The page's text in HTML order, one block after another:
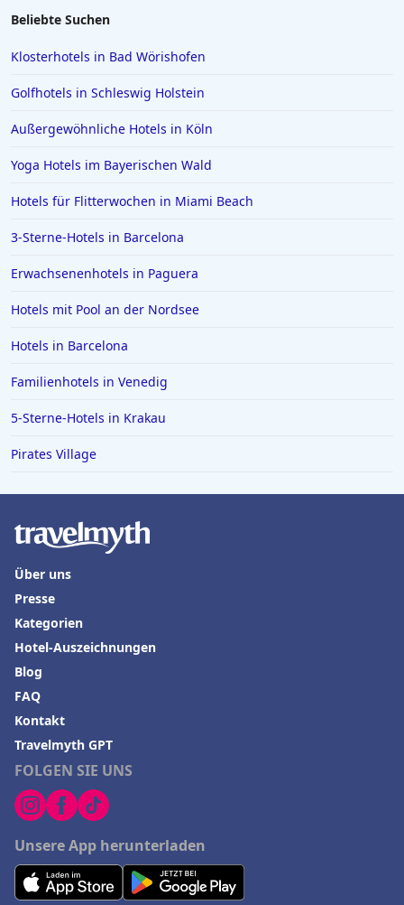
Hotels in Lazise
Hotels auf Rhodos
Hotels in Den Haag
Hotels in Amalfi
Hotels in Meran
Hotels auf Ibiza
Hotels in Stralsund
Hotels in Warendorf
Hotels in Paderborn
Hotels in Sankt Anton im Montafon
Hotels in Lugano
Hotels in Friedrichshafen
Beliebte Suchen
Klosterhotels in Bad Wörishofen
Golfhotels in Schleswig Holstein
Außergewöhnliche Hotels in Köln
Yoga Hotels im Bayerischen Wald
Hotels für Flitterwochen in Miami Beach
3-Sterne-Hotels in Barcelona
Erwachsenenhotels in Paguera
Hotels mit Pool an der Nordsee
Hotels in Barcelona
Familienhotels in Venedig
5-Sterne-Hotels in Krakau
Pirates Village
FOLGEN SIE UNS
Unsere App herunterladen
Über uns
Presse
Kategorien
Hotel-Auszeichnungen
Blog
FAQ
Kontakt
Travelmyth GPT